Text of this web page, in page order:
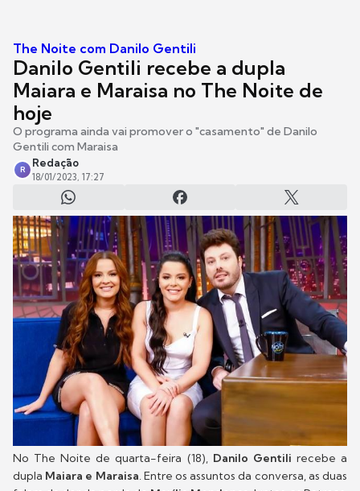
The Noite com Danilo Gentili
Danilo Gentili recebe a dupla
Maiara e Maraisa no The Noite de
hoje
O programa ainda vai promover o "casamento" de Danilo
Gentili com Maraisa
R
Redação
18/01/2023, 17:27
No The Noite de quarta-feira (18), Danilo Gentili recebe a
dupla Maiara e Maraisa. Entre os assuntos da conversa, as duas